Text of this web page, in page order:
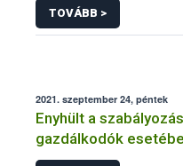
TOVÁBB >
2021. szeptember 24, péntek
Enyhült a
gazdálkodók